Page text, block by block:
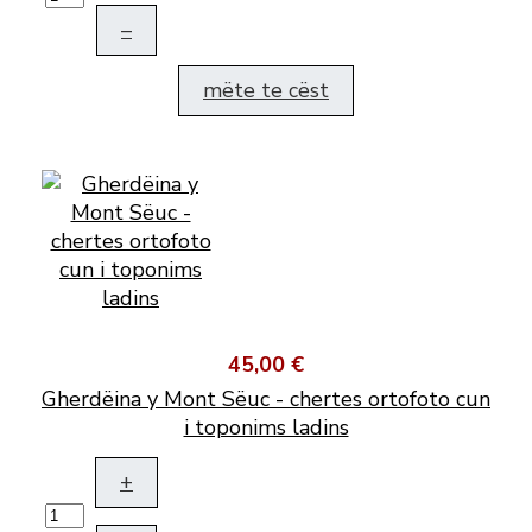
–
mëte te cëst
45,00 €
Gherdëina y Mont Sëuc - chertes ortofoto cun
i toponims ladins
+